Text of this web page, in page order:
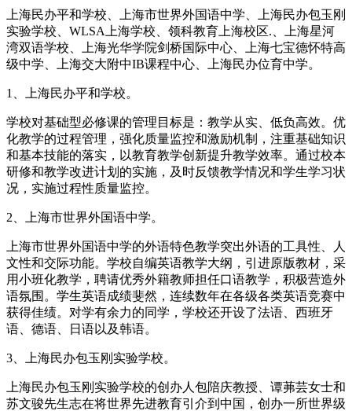
上海民办平和学校、上海市世界外国语中学、上海民办包玉刚
实验学校、WLSA上海学校、领科教育上海校区.、上海星河
湾双语学校、上海光华学院剑桥国际中心、上海七宝德怀特高
级中学、上海交大附中IB课程中心、上海民办位育中学。
1、上海民办平和学校。
学校对基础型必修课的管理目标是：教学从实、低负高效。优
化教学的过程管理，强化质量监控和激励机制，注重基础知识
和基本技能的落实，以教育教学创新提升教学效率。通过校本
研修和教学改进计划的实施，及时反馈教学情况和学生学习状
况，实施过程性质量监控。
2、上海市世界外国语中学。
上海市世界外国语中学的外语特色教学突出外语的工具性、人
文性和交际功能。学校自编英语教学大纲，引进原版教材，采
用小班化教学，聘请优秀外籍教师担任口语教学，积极营造外
语氛围。学生英语成绩斐然，连续数年在各级各类英语竞赛中
获得佳绩。对学有余力的同学，学校还开设了法语、西班牙
语、德语、日语以及韩语。
3、上海民办包玉刚实验学校。
上海民办包玉刚实验学校的创办人包陪庆教授、谭茀芸女士和
苏文骏先生志在将世界先进教育引介到中国，创办一所世界级